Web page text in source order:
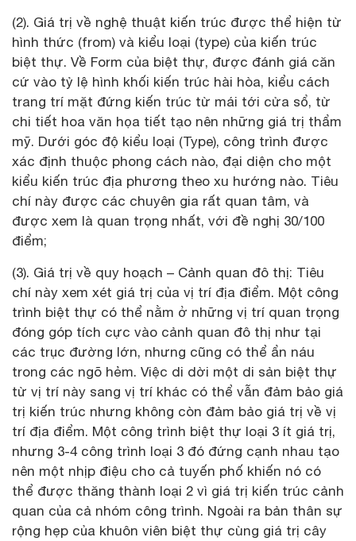
(2). Giá trị về nghệ thuật kiến trúc được thể hiện từ
hình thức (from) và kiểu loại (type) của kiến trúc
biệt thự. Về Form của biệt thự, được đánh giá căn
cứ vào tỷ lệ hình khối kiến trúc hài hòa, kiểu cách
trang trí mặt đứng kiến trúc từ mái tới cửa sổ, từ
chi tiết hoa văn họa tiết tạo nên những giá trị thẩm
mỹ. Dưới góc độ kiểu loại (Type), công trình được
xác định thuộc phong cách nào, đại diện cho một
kiểu kiến trúc địa phương theo xu hướng nào. Tiêu
chí này được các chuyên gia rất quan tâm, và
được xem là quan trọng nhất, với đề nghị 30/100
điểm;
(3). Giá trị về quy hoạch – Cảnh quan đô thị: Tiêu
chí này xem xét giá trị của vị trí địa điểm. Một công
trình biệt thự có thể nằm ở những vị trí quan trọng
đóng góp tích cực vào cảnh quan đô thị như tại
các trục đường lớn, nhưng cũng có thể ẩn náu
trong các ngõ hẻm. Việc di dời một di sản biệt thự
từ vị trí này sang vị trí khác có thể vẫn đảm bảo giá
trị kiến trúc nhưng không còn đảm bảo giá trị về vị
trí địa điểm. Một công trình biệt thự loại 3 ít giá trị,
nhưng 3-4 công trình loại 3 đó đứng cạnh nhau tạo
nên một nhịp điệu cho cả tuyến phố khiến nó có
thể được thăng thành loại 2 vì giá trị kiến trúc cảnh
quan của cả nhóm công trình. Ngoài ra bản thân sự
rộng hẹp của khuôn viên biệt thự cùng giá trị cây